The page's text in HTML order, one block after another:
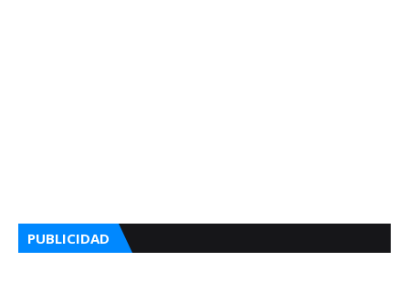
PUBLICIDAD